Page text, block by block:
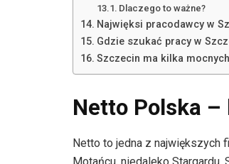
Dlaczego to ważne?
Najwięksi pracodawcy w
Gdzie szukać pracy w
Szczecin ma kilka
Netto Polska
Netto to jedna z największych